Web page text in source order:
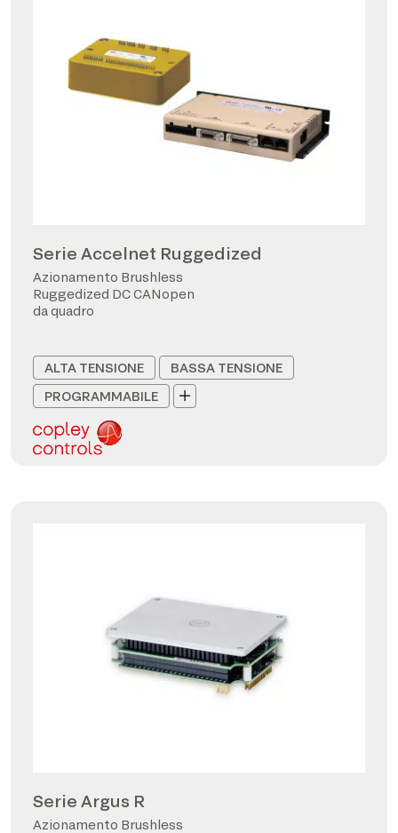
Serie Accelnet Ruggedized
Azionamento Brushless
Ruggedized DC CANopen
da quadro
ALTA TENSIONE
BASSA TENSIONE
PROGRAMMABILE
Serie Argus R
Azionamento Brushless